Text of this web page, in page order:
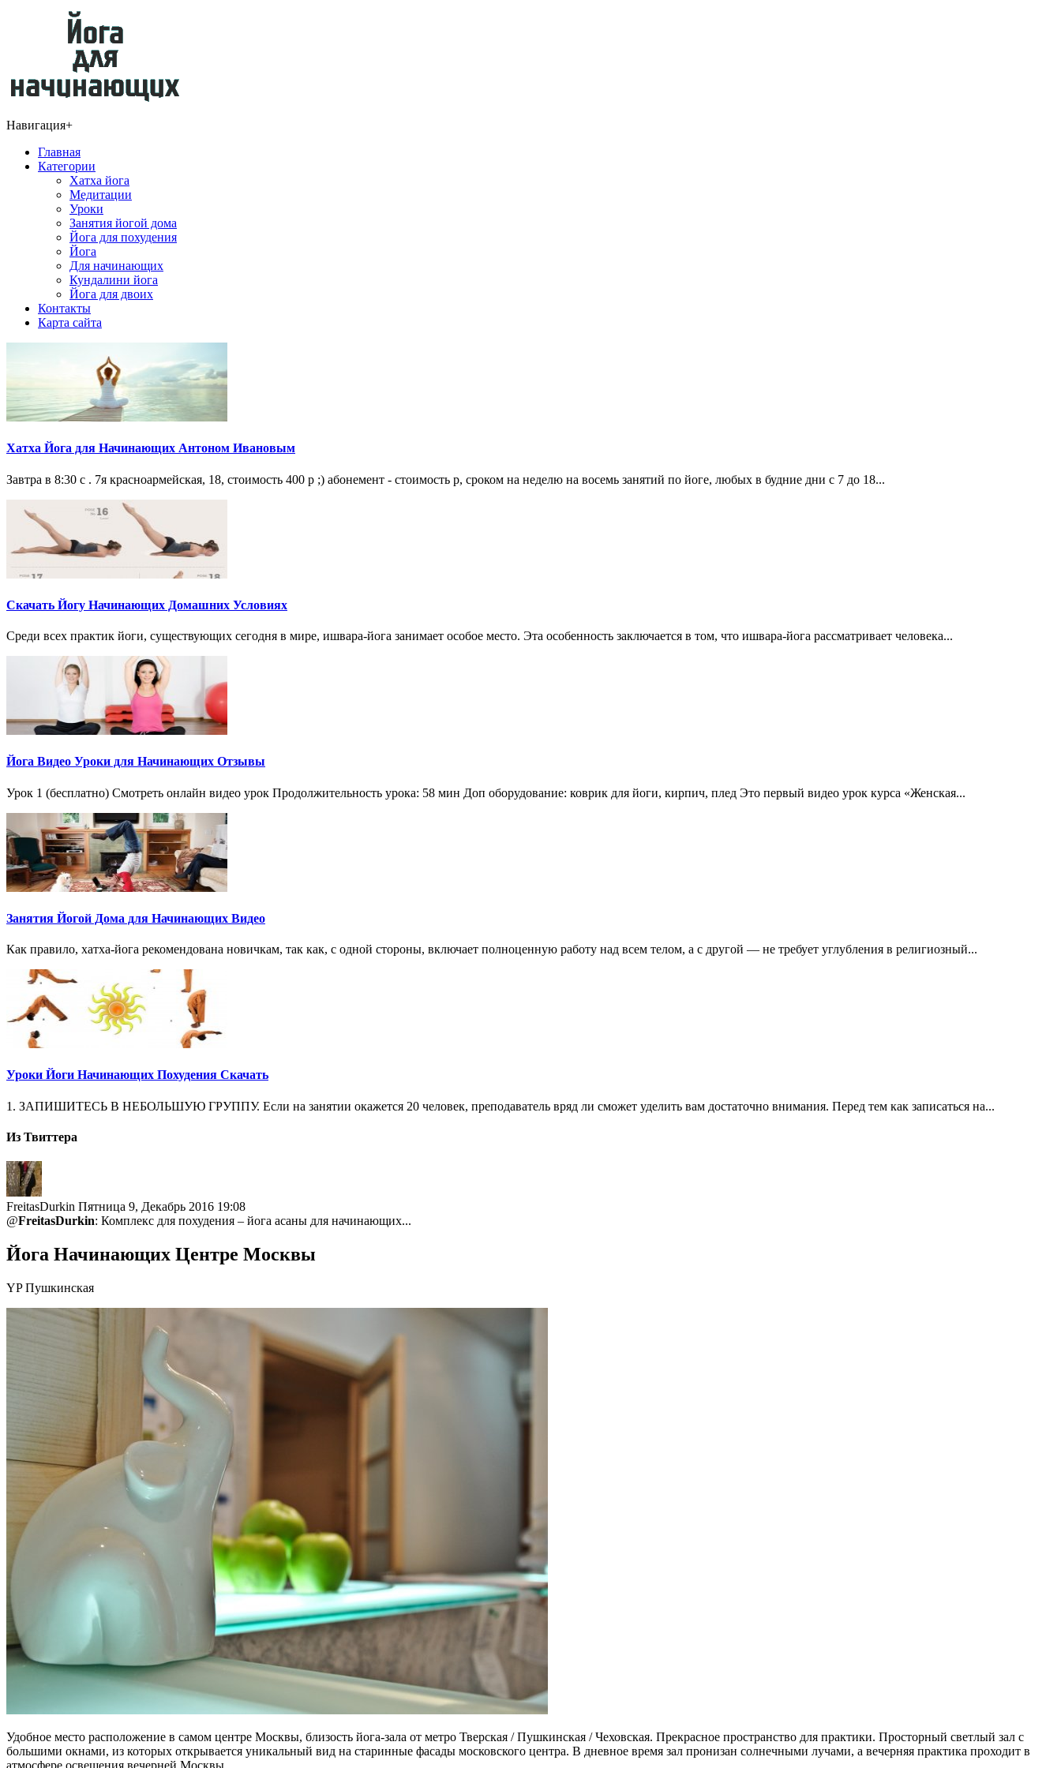
Навигация+
Главная
Категории
Хатха йога
Медитации
Уроки
Занятия йогой дома
Йога для похудения
Йога
Для начинающих
Кундалини йога
Йога для двоих
Контакты
Карта сайта
Хатха Йога для Начинающих Антоном Ивановым
Завтра в 8:30 с . 7я красноармейская, 18, стоимость 400 р ;) абонемент - стоимость р, сроком на неделю на восемь занятий по йоге, любых в будние дни с 7 до 18...
Скачать Йогу Начинающих Домашних Условиях
Среди всех практик йоги, существующих сегодня в мире, ишвара-йога занимает особое место. Эта особенность заключается в том, что ишвара-йога рассматривает человека...
Йога Видео Уроки для Начинающих Отзывы
Урок 1 (бесплатно) Смотреть онлайн видео урок Продолжительность урока: 58 мин Доп оборудование: коврик для йоги, кирпич, плед Это первый видео урок курса «Женская...
Занятия Йогой Дома для Начинающих Видео
Как правило, хатха-йога рекомендована новичкам, так как, с одной стороны, включает полноценную работу над всем телом, а с другой — не требует углубления в религиозный...
Уроки Йоги Начинающих Похудения Скачать
1. ЗАПИШИТЕСЬ В НЕБОЛЬШУЮ ГРУППУ. Если на занятии окажется 20 человек, преподаватель вряд ли сможет уделить вам достаточно внимания. Перед тем как записаться на...
Из Твиттера
FreitasDurkin Пятница 9, Декабрь 2016 19:08
@FreitasDurkin: Комплекс для похудения – йога асаны для начинающих...
Йога Начинающих Центре Москвы
YP Пушкинская
Удобное место расположение в самом центре Москвы, близость йога-зала от метро Тверская / Пушкинская / Чеховская. Прекрасное пространство для практики. Просторный светлый зал с
большими окнами, из которых открывается уникальный вид на старинные фасады московского центра. В дневное время зал пронизан солнечными лучами, а вечерняя практика проходит в
атмосфере освещения вечерней Москвы.